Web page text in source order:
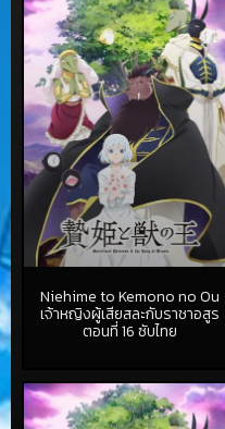
Niehime to Kemono no Ou
เจ้าหญิงผู้เสียสละกับราชาอสูร
ตอนที่ 16 ซับไทย